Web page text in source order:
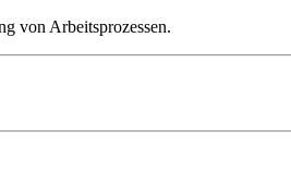
von Arbeitsprozessen.